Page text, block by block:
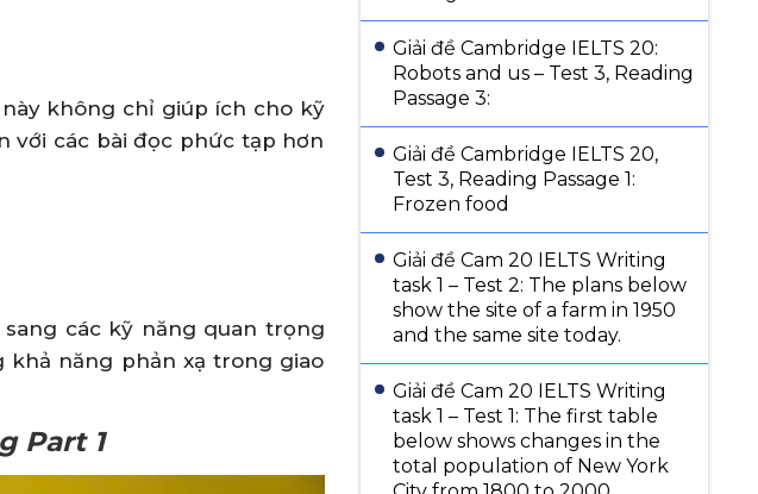
không chỉ giúp ích cho kỹ
với các bài đọc phức tạp hơn
các kỹ năng quan trọng
khả năng phản xạ trong giao
Part 1
Giải đề Cambridge IELTS 20:
Robots and us – Test 3, Reading
Passage 3:
Giải đề Cambridge IELTS 20,
Test 3, Reading Passage 1:
Frozen food
Giải đề Cam 20 IELTS Writing
task 1 – Test 2: The plans below
show the site of a farm in 1950
and the same site today.
Giải đề Cam 20 IELTS Writing
task 1 – Test 1: The first table
below shows changes in the
total population of New York